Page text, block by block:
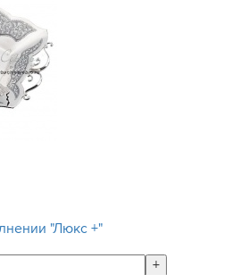
"Люкс +"
+